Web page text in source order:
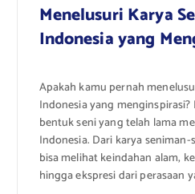
Menelusuri Karya
Indonesia yang
Apakah kamu pernah
Indonesia yang
bentuk seni yang telah lama
Indonesia. Dari karya
bisa melihat keindahan alam,
hingga ekspresi dari perasaan